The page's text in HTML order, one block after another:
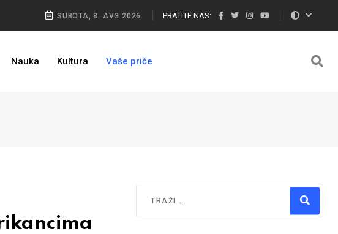
SUBOTA, 8. AVG 2026. PRATITE NAS:
Nauka Kultura Vaše priče
Type 2 or more characters for results.